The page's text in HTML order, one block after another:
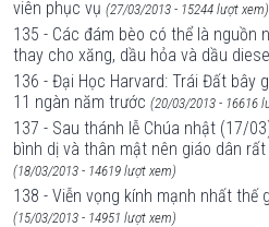
viên phục vụ (27/03/2013 - 15244 lượt xem)
135 - Các đám bèo có thể là nguồn
thay cho xăng, dầu hỏa và dầu
136 - Đại Học Harvard: Trái Đất bây
11 ngàn năm trước (20/03/2013 - 16616
137 - Sau thánh lễ Chúa nhật (17/
bình dị và thân mật nên giáo dân
(18/03/2013 - 14619 lượt xem)
138 - Viễn vọng kính mạnh nhất thế
(15/03/2013 - 14951 lượt xem)